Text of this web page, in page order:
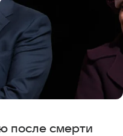
после смерти